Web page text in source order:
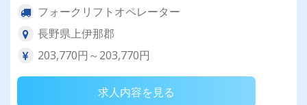
フォークリフトオペレーター
長野県上伊那郡
203,770円～203,770円
求人内容を見る